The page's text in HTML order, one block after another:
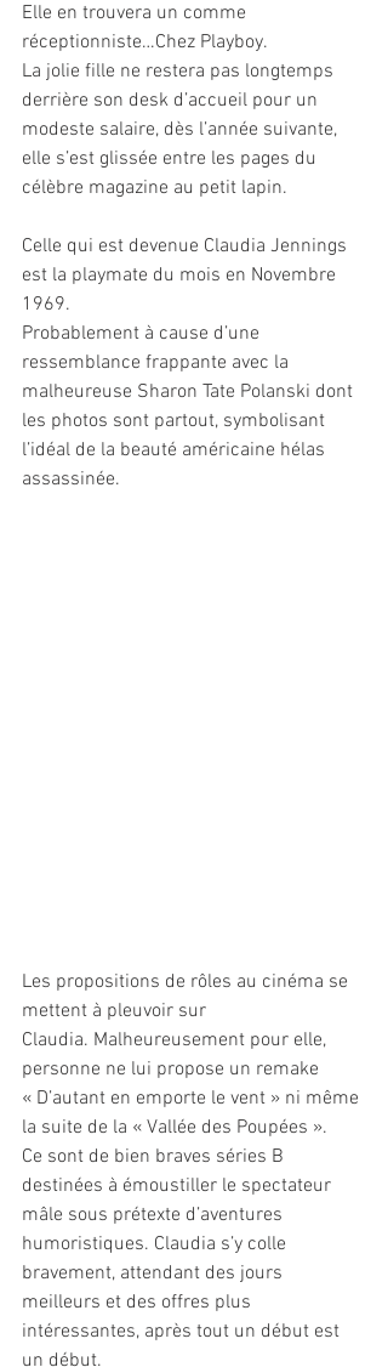
Elle en trouvera un comme
réceptionniste…Chez Playboy.
La jolie fille ne restera pas longtemps
derrière son desk d’accueil pour un
modeste salaire, dès l’année suivante,
elle s’est glissée entre les pages du
célèbre magazine au petit lapin.
Celle qui est devenue Claudia Jennings
est la playmate du mois en Novembre
1969.
Probablement à cause d’une
ressemblance frappante avec la
malheureuse Sharon Tate Polanski dont
les photos sont partout, symbolisant
l’idéal de la beauté américaine hélas
assassinée.
Les propositions de rôles au cinéma se
mettent à pleuvoir sur
Claudia. Malheureusement pour elle,
personne ne lui propose un remake
« D’autant en emporte le vent » ni même
la suite de la « Vallée des Poupées ».
Ce sont de bien braves séries B
destinées à émoustiller le spectateur
mâle sous prétexte d’aventures
humoristiques. Claudia s’y colle
bravement, attendant des jours
meilleurs et des offres plus
intéressantes, après tout un début est
un début.